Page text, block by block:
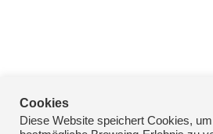
Cookies
Diese Website speichert Cookies,